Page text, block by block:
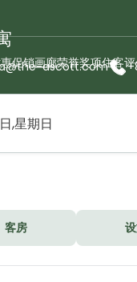
促销画廊荣誉奖项住客
ascott.com
长江服务公寓
客房